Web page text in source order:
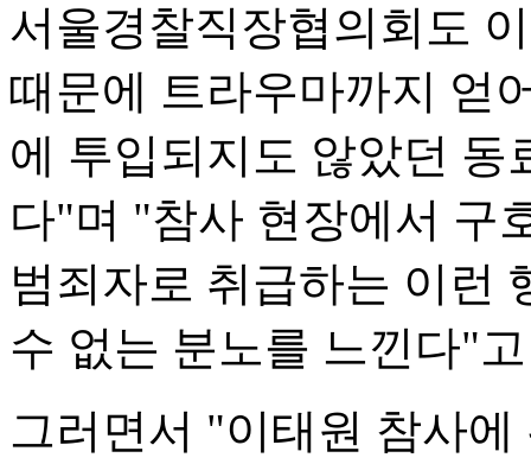
서울경찰직장협의회도
때문에 트라우마까지 얻
에 투입되지도 않았던 동
다"며 "참사 현장에서 구
범죄자로 취급하는 이런
수 없는 분노를 느낀다"
그러면서 "이태원 참사